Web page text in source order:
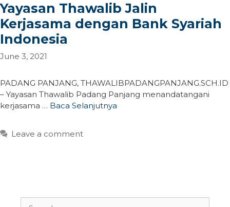
Yayasan Thawalib Jalin
Kerjasama dengan Bank Syariah
Indonesia
June 3, 2021
PADANG PANJANG, THAWALIBPADANGPANJANG.SCH.ID
– Yayasan Thawalib Padang Panjang menandatangani
kerjasama … Baca Selanjutnya
Leave a comment